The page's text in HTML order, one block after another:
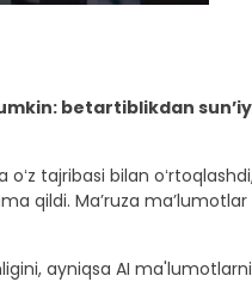
betartiblikdan
tajribasi bilan
qildi. Maʼruza maʼlumotlar
ayniqsa AI